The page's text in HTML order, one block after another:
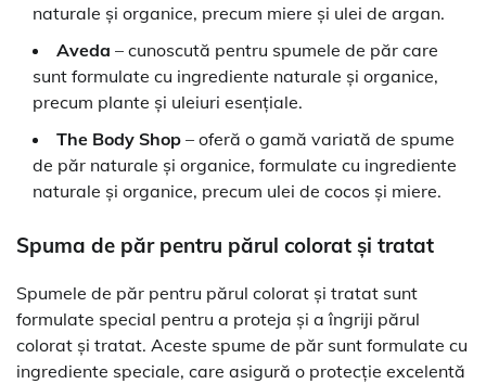
naturale și organice, precum miere și ulei de argan.
Aveda – cunoscută pentru spumele de păr care
sunt formulate cu ingrediente naturale și organice,
precum plante și uleiuri esențiale.
The Body Shop – oferă o gamă variată de spume
de păr naturale și organice, formulate cu ingrediente
naturale și organice, precum ulei de cocos și miere.
Spuma de păr pentru părul colorat și tratat
Spumele de păr pentru părul colorat și tratat sunt
formulate special pentru a proteja și a îngriji părul
colorat și tratat. Aceste spume de păr sunt formulate cu
ingrediente speciale, care asigură o protecție excelentă